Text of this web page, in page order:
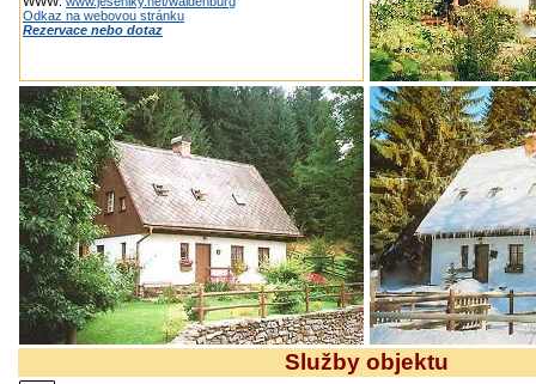
Odkaz na webovou stránku
Rezervace nebo dotaz
Služby objektu